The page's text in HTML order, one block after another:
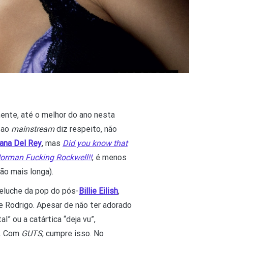
até o melhor do ano nesta
mainstreamdiz respeito, não
Del Rey, mas Did you know that
Fucking Rockwell!!, é menos
mais longa).
da pop do pós- Billie Eilish,
Rodrigo. Apesar de não ter adorado
ou a catártica “deja vu”,
Com GUTS, cumpre isso. No